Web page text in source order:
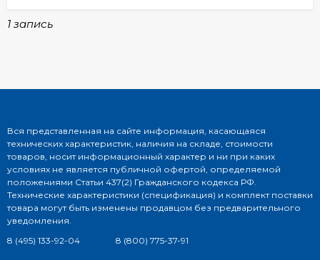
1 запись
Вся представленная на сайте информация, касающаяся
технических характеристик, наличия на складе, стоимости
товаров, носит информационный характер и ни при каких
условиях не является публичной офертой, определяемой
положениями Статьи 437(2) Гражданского кодекса РФ.
Технические характеристики (спецификация) и комплект поставки
товара могут быть изменены продавцом без предварительного
уведомления.
8 (495) 133-92-04
8 (800) 775-37-91